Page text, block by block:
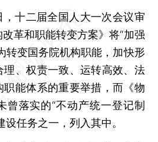
十二届全国人大一次会议审
革和职能转变方案》将“加强
转变国务院机构职能，加快形
理、权责一致、运转高效、法
能体系的重要举措，而《物
曾落实的“不动产统一登记制
设任务之一，列入其中。